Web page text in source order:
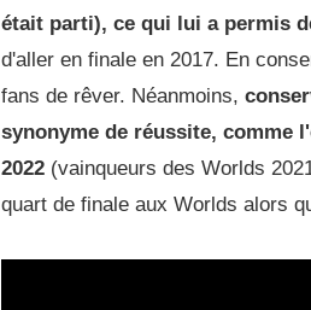
était parti), ce qui lui a permis
d'aller en finale en 2017. En
fans de rêver. Néanmoins,
synonyme de réussite, comme
2022 (vainqueurs des Worlds
quart de finale aux Worlds alors